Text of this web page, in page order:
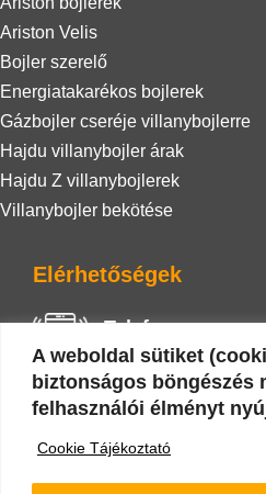
A weboldal sütiket
biztonságos böngészés
felhasználói élményt
Cookie Tájékoztató
Ariston Velis
Bojler szerelő
Energiatakarékos bojlerek
Gázbojler cseréje villanybojlerre
Hajdu villanybojler árak
Hajdu Z villanybojlerek
Villanybojler bekötése
Elérhetőségek
Telefon
+36 20 942 0586
E-mail